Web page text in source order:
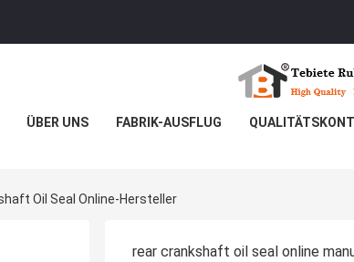
ÜBER UNS FABRIK-AUSFLUG
Oil Seal Online-Hersteller
rear crankshaft oil seal online